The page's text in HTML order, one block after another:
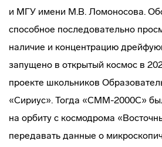
и МГУ имени М.В. Ломоносова.
способное последовательно
наличие и концентрацию
запущено в открытый космос в
проекте школьников
«Сириус». Тогда «СММ-2000С»
на орбиту с космодрома
передавать данные о